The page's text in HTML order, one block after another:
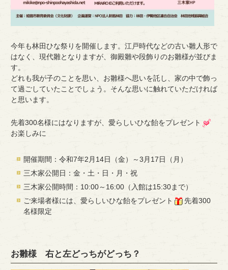
今年も林田ひな祭りを開催します。江戸時代などの古い雛人形で
はなく、現代雛となりますが、御殿雛や段飾りのお雛様が並びま
す。
どれも我が子のことを思い、お雛様へ思いを託し、家の中で飾っ
て過ごしていたことでしょう。そんな思いに触れていただければ
と思います。
先着300名様にはなりますが、愛らしいひな飴をプレゼント
お楽しみに
開催期間：令和7年2月14日（金）～3月17日（月）
三木家公開日：金・土・日・月・祝
三木家公開時間：10:00～16:00（入館は15:30まで）
ご来場者様には、愛らしいひな飴をプレゼント
先着300
名様限定
お雛様 右と左どっちがどっち？